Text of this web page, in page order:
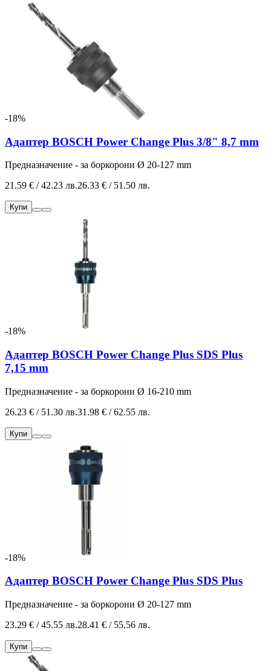
-18%
Адаптер BOSCH Power Change Plus 3/8" 8,7 mm
Предназначение - за боркорони Ø 20-127 mm
21.59 € / 42.23 лв.26.33 € / 51.50 лв.
Купи
-18%
Адаптер BOSCH Power Change Plus SDS Plus
7,15 mm
Предназначение - за боркорони Ø 16-210 mm
26.23 € / 51.30 лв.31.98 € / 62.55 лв.
Купи
-18%
Адаптер BOSCH Power Change Plus SDS Plus
Предназначение - за боркорони Ø 20-127 mm
23.29 € / 45.55 лв.28.41 € / 55.56 лв.
Купи